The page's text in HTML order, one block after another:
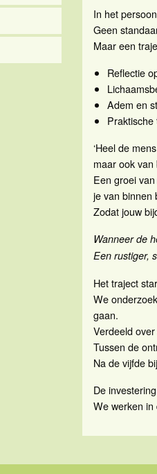
In het
Geen
Maar een
Reflectie
Adem en
Praktische
‘Heel de
maar ook van
Een groei
je van binnen
Zodat jouw
Wanneer de
Een rustiger,
Het traject
We
gaan.
Verdeeld
Tussen de
Na de vijfde
De
We werken